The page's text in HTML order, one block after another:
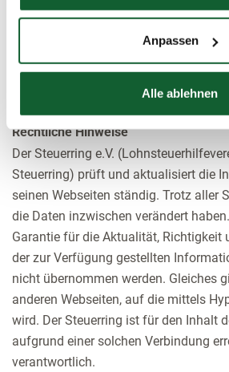
Anpassen
Alle ablehnen
Anwendungsbereich des
Informationspflicht gem. § 36 Abs. 1
Verbraucherstreitbeilegungsgesetz
keinem
Rechtliche Hinweise
Der Steuerring e.V.
Steuerring) prüft und aktualisiert die
seinen Webseiten ständig. Trotz aller
die Daten inzwischen verändert
Garantie für die Aktualität, Richtigkeit
der zur Verfügung gestellten
nicht übernommen werden. Gleiches
anderen Webseiten, auf die mittels
wird. Der Steuerring ist für den Inhalt
aufgrund einer solchen Verbindung
verantwortlich.